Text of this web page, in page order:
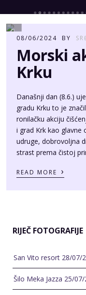
08/06/2024 BY
Morski
Krku
Današnji dan (8.6.)
gradu Krku to je
ronilačku akciju
i grad Krk kao glavne
udruge, dobrovoljna
strast prema čistoj
READ MORE ›
RIJEČ FOTOGRAFIJE
San Vito resort 28/07/
Šilo Meka Jazza 25/07/